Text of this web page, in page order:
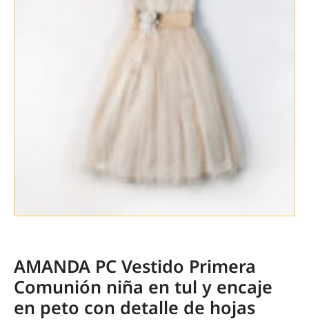
AMANDA PC Vestido Primera
Comunión niña en tul y encaje
en peto con detalle de hojas